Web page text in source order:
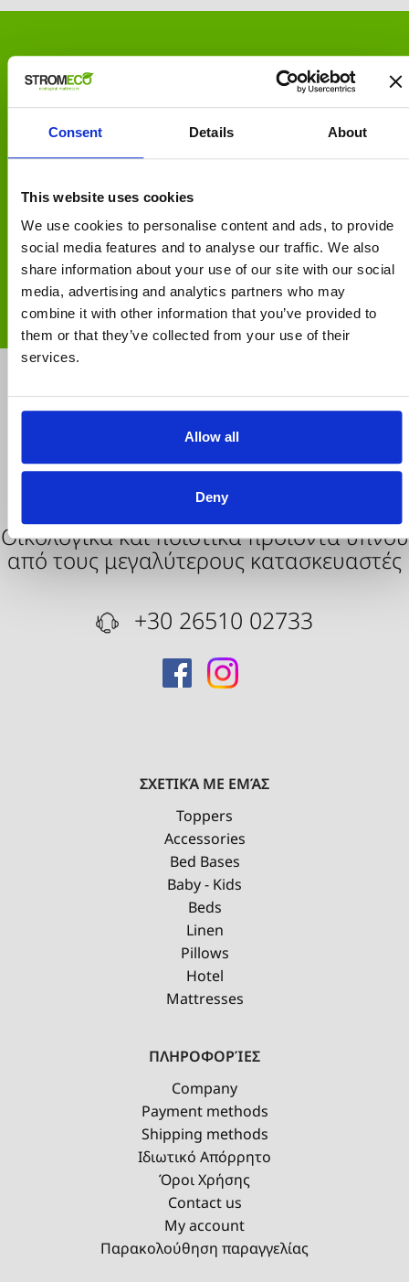
Consent Details About
This website uses cookies
We use cookies to personalise content and ads, to provide
social media features and to analyse our traffic. We also
share information about your use of our site with our social
media, advertising and analytics partners who may
combine it with other information that you’ve provided to
them or that they’ve collected from your use of their
services.
Allow all
Deny
ΑΣΦΑΛΕΙΑ ΑΓΟΡΩΝ
Χρεωστική / Πιστωτική κάρτα
ΥΠΟΣΤΗΡΙΞΗ
Τηλεφωνικές παραγγελίες
ΑΠΟΣΤΟΛΗ
Δωρεάν άνω των € 30
Οικολογικά και ποιοτικά προϊόντα ύπνου
από τους μεγαλύτερους κατασκευαστές
+30 26510 02733
ΣΧΕΤΙΚΆ ΜΕ ΕΜΆΣ
Toppers
Accessories
Bed Bases
Baby - Kids
Beds
Linen
Pillows
Hotel
Mattresses
ΠΛΗΡΟΦΟΡΊΕΣ
Company
Payment methods
Shipping methods
Ιδιωτικό Απόρρητο
Όροι Χρήσης
Contact us
My account
Παρακολούθηση παραγγελίας